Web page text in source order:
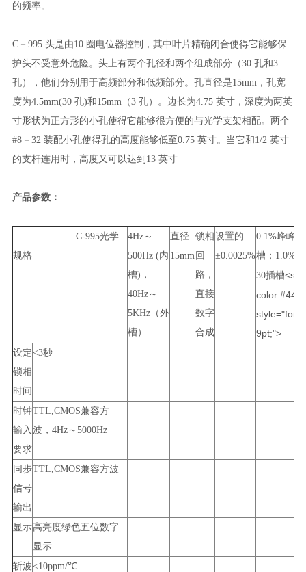
的频率。
C－ 995 头是由10 圈电位器控制，其中叶片精确闭合使得它能够保
护头不受意外危险。头上有两个孔径和两个组成部分（30 孔和3
孔），他们分别用于高频部分和低频部分。孔直径是15mm ，孔宽
度为4.5mm(30 孔)和15mm （3 孔）。 边长为4.75 英寸，深度为两英
寸形状为正方形的小孔使得它能够很方便的与光学支架相配。两个
#8－ 32 装配小孔使得孔的高度能够低至0.75 英寸。当它和1/2 英寸
的支杆连用时， 高度又可以达到 13 英寸
产品参数：
C-995光学
规格
4Hz～
500Hz (内
槽) ，
40Hz～
5KHz（外
槽）
直径
15mm
锁相
回
路，
直接
数字
合成
设置的
±0.0025%
0.1%峰峰
槽； 1.0%
30插槽
9pt;">
设定
锁相
时间
<3秒
时钟
输入
要求
TTL,CMOS兼容方
波， 4Hz～ 5000Hz
同步
信号
输出
TTL,CMOS兼容方波
显示高亮度绿色五位数字
显示
斩波<10ppm/℃